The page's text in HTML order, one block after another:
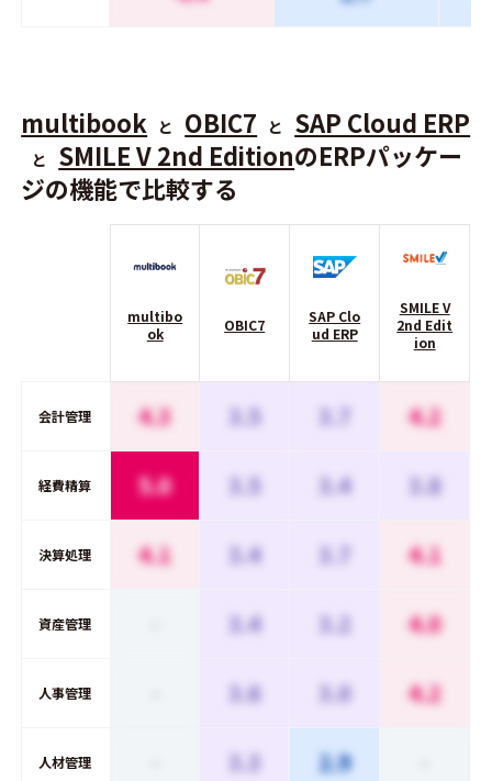
multibook と OBIC7 と SAP Cloud ERP
と SMILE V 2nd EditionのERPパッケー
ジの機能で比較する
multibo
ok
OBIC7
SAP Clo
ud ERP
SMILE V
2nd Edit
ion
会計管理 4.3 3.5 3.7 4.2
経費精算 5.0 3.5 3.4 3.8
決算処理 4.1 3.4 3.7 4.1
資産管理 3.4 3.2 4.0
人事管理 3.6 3.0 4.2
人材管理 3.3 2.9